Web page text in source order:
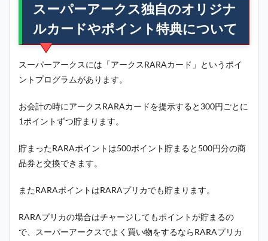
スーパーアークス独自のオリジナ
ルカードやポイント特典について
スーパーアークスには「アークスRARAカード」というポイ
ントプログラムがあります。
お会計の時にアークスRARAカードを提示すると300円ごとに
1ポイントずつ貯まります。
貯まったRARAポイントは500ポイント貯まると500円分の商
品券と交換できます。
またRARAポイントはRARAプリカでも貯まります。
RARAプリカの場合はチャージしてもポイントが貯まるの
で、スーパーアークスでよく買い物をするならRARAプリカ